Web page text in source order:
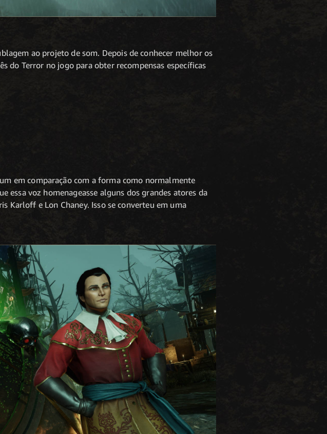
ao projeto de som. Depois de conhecer melhor os
do Terror no jogo para obter recompensas específicas
em comparação com a forma como normalmente
essa voz homenageasse alguns dos grandes atores da
Karloff e Lon Chaney. Isso se converteu em uma